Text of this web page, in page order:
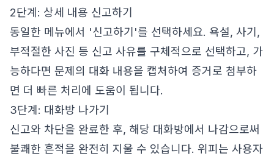
2단계: 상세 내용 신고하기
동일한 메뉴에서 '신고하기'를 선택하세요. 욕설, 사기,
부적절한 사진 등 신고 사유를 구체적으로 선택하고, 가
능하다면 문제의 대화 내용을 캡처하여 증거로 첨부하
면 더 빠른 처리에 도움이 됩니다.
3단계: 대화방 나가기
신고와 차단을 완료한 후, 해당 대화방에서 나감으로써
불쾌한 흔적을 완전히 지울 수 있습니다. 위피는 사용자